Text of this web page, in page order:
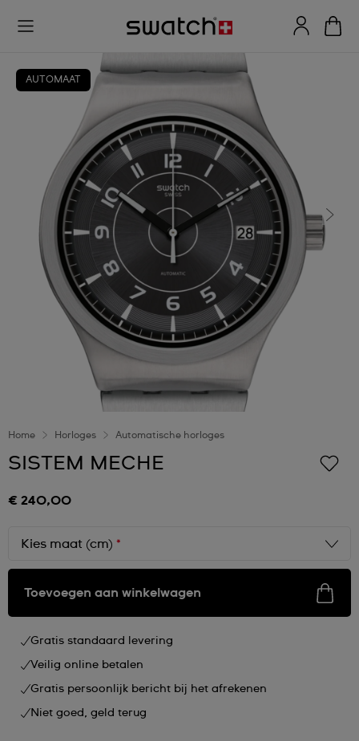
AUTOMAAT
Home Horloges Automatische horloges
SISTEM MECHE
€ 240,00
Kies maat (cm) *
Toevoegen aan winkelwagen
Gratis standaard levering
Veilig online betalen
Gratis persoonlijk bericht bij het afrekenen
Niet goed, geld terug